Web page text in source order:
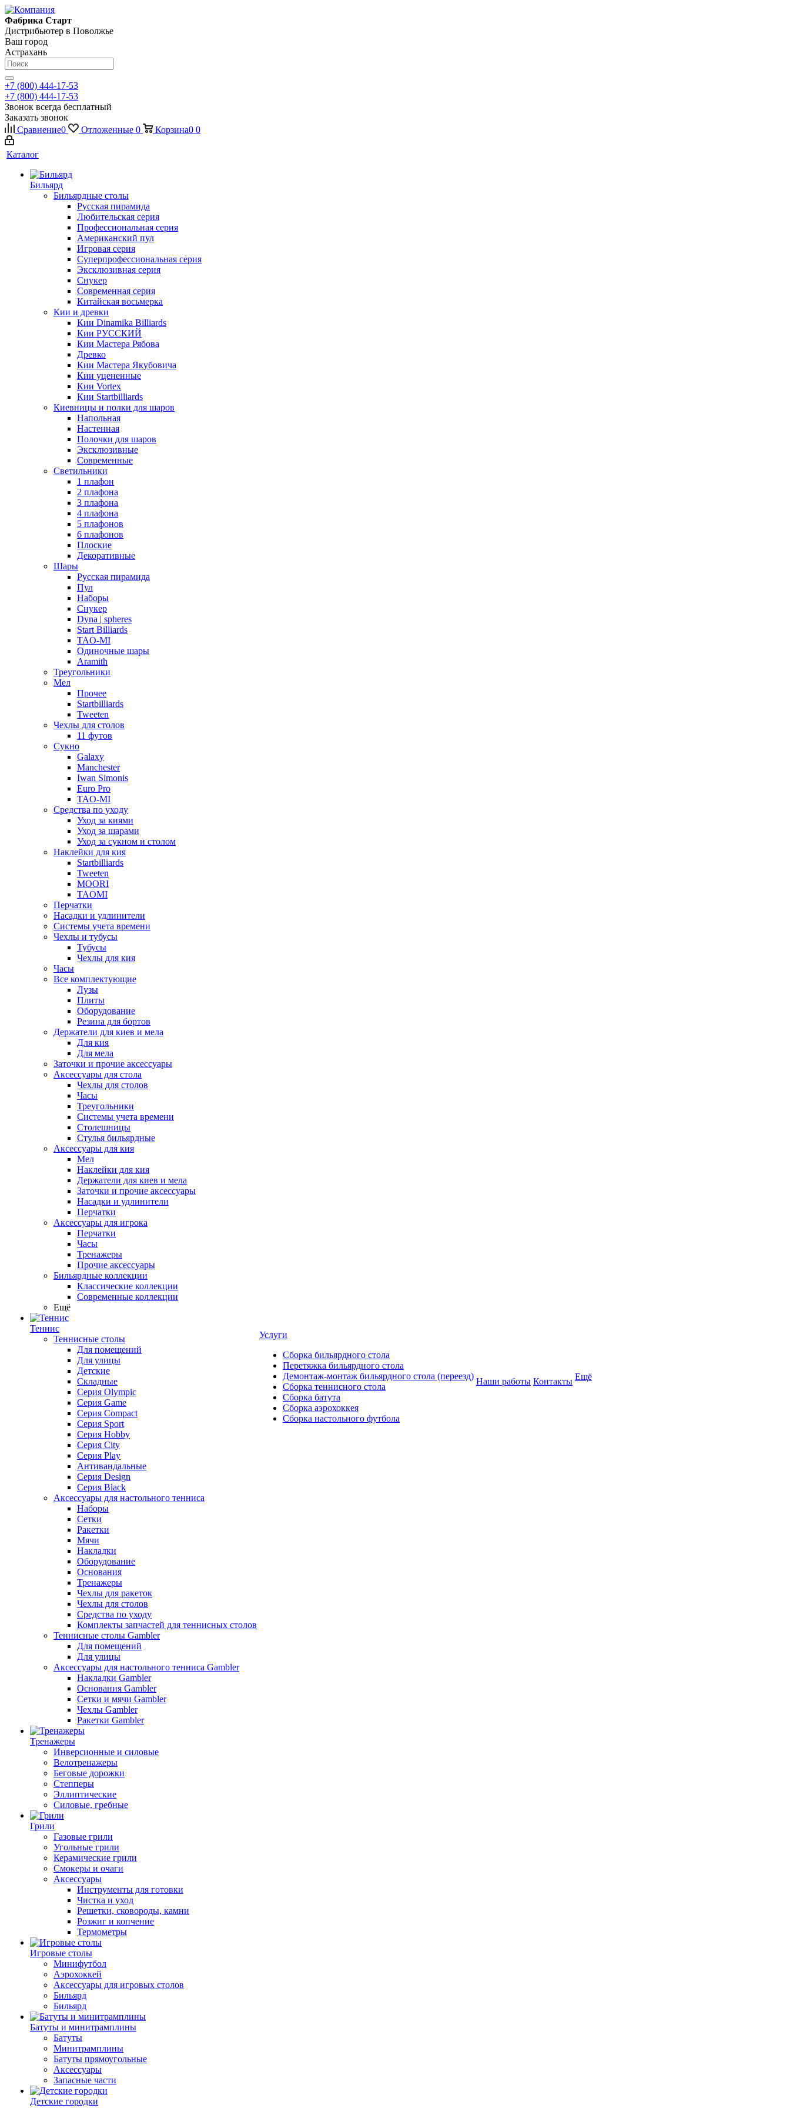
Фабрика Старт
Дистрибьютер в Поволжье
Ваш город
Астрахань
+7 (800) 444-17-53
+7 (800) 444-17-53
Звонок всегда бесплатный
Заказать звонок
Сравнение0 Отложенные 0 Корзина0 0
Каталог
Бильярд
Бильярдные столы
Русская пирамида
Любительская серия
Профессиональная серия
Американский пул
Игровая серия
Суперпрофессиональная серия
Эксклюзивная серия
Снукер
Современная серия
Китайская восьмерка
Кии и древки
Кии Dinamika Billiards
Кии РУССКИЙ
Кии Мастера Рябова
Древко
Кии Мастера Якубовича
Кии уцененные
Кии Vortex
Кии Startbilliards
Киевницы и полки для шаров
Напольная
Настенная
Полочки для шаров
Эксклюзивные
Современные
Светильники
1 плафон
2 плафона
3 плафона
4 плафона
5 плафонов
6 плафонов
Плоские
Декоративные
Шары
Русская пирамида
Пул
Наборы
Снукер
Dyna | spheres
Start Billiards
TAO-MI
Одиночные шары
Aramith
Треугольники
Мел
Прочее
Startbilliards
Tweeten
Чехлы для столов
11 футов
Сукно
Galaxy
Manchester
Iwan Simonis
Euro Pro
TAO-MI
Средства по уходу
Уход за киями
Уход за шарами
Уход за сукном и столом
Наклейки для кия
Startbilliards
Tweeten
MOORI
TAOMI
Перчатки
Насадки и удлинители
Системы учета времени
Чехлы и тубусы
Тубусы
Чехлы для кия
Часы
Все комплектующие
Лузы
Плиты
Оборудование
Резина для бортов
Держатели для киев и мела
Для кия
Для мела
Заточки и прочие аксессуары
Аксессуары для стола
Чехлы для столов
Часы
Треугольники
Системы учета времени
Столешницы
Стулья бильярдные
Аксессуары для кия
Мел
Наклейки для кия
Держатели для киев и мела
Заточки и прочие аксессуары
Насадки и удлинители
Перчатки
Аксессуары для игрока
Перчатки
Часы
Тренажеры
Прочие аксессуары
Бильярдные коллекции
Классические коллекции
Современные коллекции
Ещё
Теннис
Теннисные столы
Для помещений
Для улицы
Детские
Складные
Серия Olympic
Серия Game
Серия Compact
Серия Sport
Серия Hobby
Серия City
Серия Play
Антивандальные
Серия Design
Серия Black
Аксессуары для настольного тенниса
Наборы
Сетки
Ракетки
Мячи
Накладки
Оборудование
Основания
Тренажеры
Чехлы для ракеток
Чехлы для столов
Средства по уходу
Комплекты запчастей для теннисных столов
Теннисные столы Gambler
Для помещений
Для улицы
Аксессуары для настольного тенниса Gambler
Накладки Gambler
Основания Gambler
Сетки и мячи Gambler
Чехлы Gambler
Ракетки Gambler
Тренажеры
Инверсионные и силовые
Велотренажеры
Беговые дорожки
Степперы
Эллиптические
Силовые, гребные
Грили
Газовые грили
Угольные грили
Керамические грили
Смокеры и очаги
Аксессуары
Инструменты для готовки
Чистка и уход
Решетки, сковороды, камни
Розжиг и копчение
Термометры
Игровые столы
Минифутбол
Аэрохоккей
Аксессуары для игровых столов
Бильяpд
Бильяpд
Батуты и минитрамплины
Батуты
Минитрамплины
Батуты прямоугольные
Аксессуары
Запасные части
Детские городки
Услуги
Сборка бильярдного стола
Перетяжка бильярдного стола
Демонтаж-монтаж бильярдного стола (переезд)
Сборка теннисного стола
Сборка батута
Сборка аэрохоккея
Сборка настольного футбола
Наши работы Контакты Ещё